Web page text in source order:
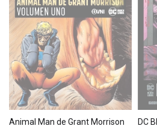
Animal Man de Grant Morrison
DC